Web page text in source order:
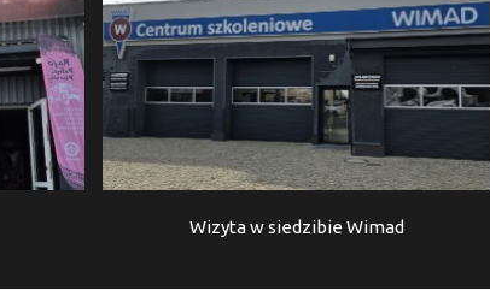
Wizyta w siedzibie Wimad